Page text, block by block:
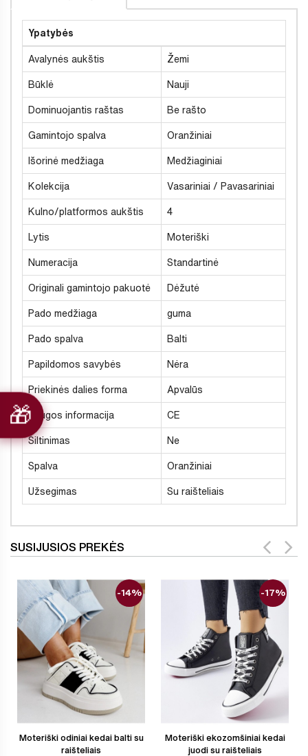
Ypatybės
Avalynės aukštis Žemi
Būklė Nauji
Dominuojantis raštas Be rašto
Gamintojo spalva Oranžiniai
Išorinė medžiaga Medžiaginiai
Kolekcija Vasariniai / Pavasariniai
Kulno/platformos aukštis 4
Lytis Moteriški
Numeracija Standartinė
Originali gamintojo pakuotė Dėžutė
Pado medžiaga guma
Pado spalva Balti
Papildomos savybės Nėra
Priekinės dalies forma Apvalūs
Saugos informacija CE
Šiltinimas Ne
Spalva Oranžiniai
Užsegimas Su raišteliais
SUSIJUSIOS PREKĖS
Moteriški odiniai kedai balti su
raišteliais
-14%
Moteriški ekozomšiniai kedai
juodi su raišteliais
-17%